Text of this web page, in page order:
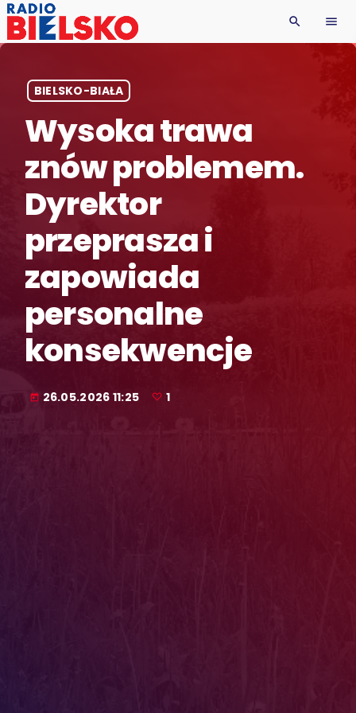
search menu
BIELSKO-BIAŁA
Wysoka trawa
znów problemem.
Dyrektor
przeprasza i
zapowiada
personalne
konsekwencje
today 26.05.2026 11:25 1